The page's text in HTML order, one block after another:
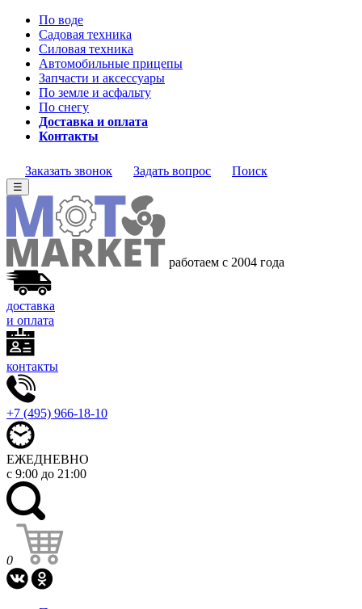
По воде
Садовая техника
Силовая техника
Автомобильные прицепы
Запчасти и аксессуары
По земле и асфальту
По снегу
Доставка и оплата
Контакты
Заказать звонок Задать вопрос Поиск
☰
работаем с 2004 года
доставка
и оплата
контакты
+7 (495) 966-18-10
ЕЖЕДНЕВНО
с 9:00 до 21:00
0